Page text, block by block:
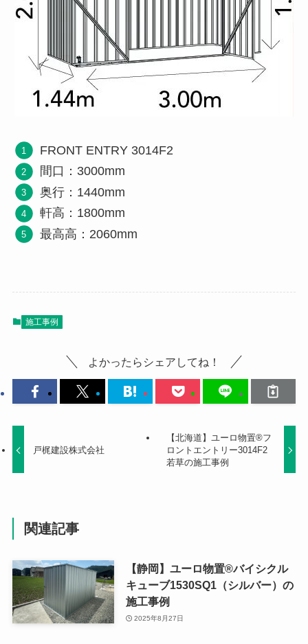
FRONT ENTRY 3014F2
間口：3000mm
奥行：1440mm
軒高：1800mm
最高高：2060mm
施工事例
よかったらシェアしてね！
戸梶建設株式会社
【北海道】ユーロ物置®フ
ロントエントリー3014F2
若草の施工事例
関連記事
【静岡】ユーロ物置®バイシクル
キューブ1530SQ1（シルバー）の
施工事例
2025年8月27日